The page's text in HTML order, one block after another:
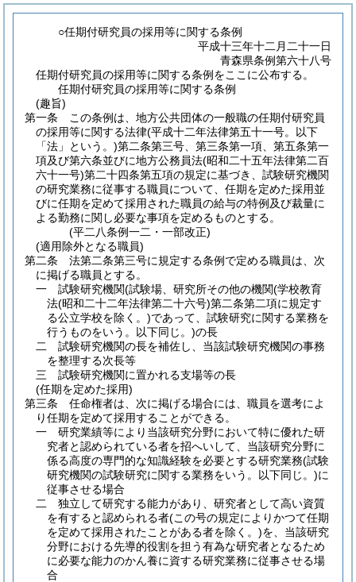
○任期付研究員の採用等に関する条例
平成十三年十二月二十一日
青森県条例第六十八号
任期付研究員の採用等に関する条例をここに公布する。
任期付研究員の採用等に関する条例
(趣旨)
第一条
この条例は、地方公共団体の一般職の任期付研究員
の採用等に関する法律(平成十二年法律第五十一号。以下
「法」という。)第二条第三号、第三条第一項、第五条第一
項及び第六条並びに地方公務員法(昭和二十五年法律第二百
六十一号)第二十四条第五項の規定に基づき、試験研究機関
の研究業務に従事する職員について、任期を定めた採用並
びに任期を定めて採用された職員の給与の特例及び裁量に
よる勤務に関し必要な事項を定めるものとする。
(平二八条例一二・一部改正)
(適用除外となる職員)
第二条
法第二条第三号に規定する条例で定める職員は、次
に掲げる職員とする。
一
試験研究機関(試験場、研究所その他の機関(学校教育
法(昭和二十二年法律第二十六号)第二条第二項に規定す
る公立学校を除く。)であって、試験研究に関する業務を
行うものをいう。以下同じ。)の長
二
試験研究機関の長を補佐し、当該試験研究機関の事務
を整理する次長等
三
試験研究機関に置かれる支場等の長
(任期を定めた採用)
第三条
任命権者は、次に掲げる場合には、職員を選考によ
り任期を定めて採用することができる。
一
研究業績等により当該研究分野において特に優れた研
究者と認められている者を招へいして、当該研究分野に
係る高度の専門的な知識経験を必要とする研究業務(試験
研究機関の試験研究に関する業務をいう。以下同じ。)に
従事させる場合
二
独立して研究する能力があり、研究者として高い資質
を有すると認められる者(この号の規定によりかつて任期
を定めて採用されたことがある者を除く。)を、当該研究
分野における先導的役割を担う有為な研究者となるため
に必要な能力のかん養に資する研究業務に従事させる場
合